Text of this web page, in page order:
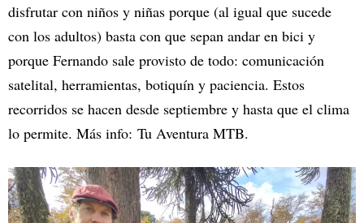
disfrutar con niños y niñas porque (al igual que sucede
con los adultos) basta con que sepan andar en bici y
porque Fernando sale provisto de todo: comunicación
satelital, herramientas, botiquín y paciencia. Estos
recorridos se hacen desde septiembre y hasta que el clima
lo permite. Más info: Tu Aventura MTB.